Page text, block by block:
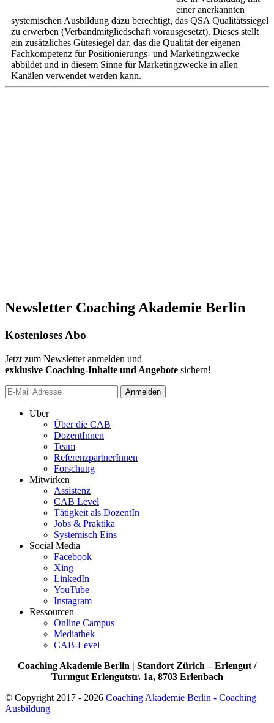
einer anerkannten
systemischen Ausbildung dazu berechtigt, das QSA Qualitätssiegel
zu erwerben (Verbandmitgliedschaft vorausgesetzt). Dieses stellt
ein zusätzliches Gütesiegel dar, das die Qualität der eigenen
Fachkompetenz für Positionierungs- und Marketingzwecke
abbildet und in diesem Sinne für Marketingzwecke in allen
Kanälen verwendet werden kann.
Newsletter Coaching Akademie Berlin
Kostenloses Abo
Jetzt zum Newsletter anmelden und
exklusive Coaching-Inhalte und Angebote sichern!
Anmelden
Über
Über die CAB
DozentInnen
Team
ReferenzpartnerInnen
Forschung
Mitwirken
Assistenz
CAB Level
Tätigkeit als DozentIn
Jobs & Praktika
Systemisch Eins
Social Media
Facebook
Xing
LinkedIn
YouTube
Instagram
Ressourcen
Online Campus
Mediathek
CAB-Level
Coaching Akademie Berlin | Standort Zürich – Erlengut /
Turmgut Erlengutstr. 1a, 8703 Erlenbach
© Copyright 2017 - 2026 Coaching Akademie Berlin - Coaching
Ausbildung